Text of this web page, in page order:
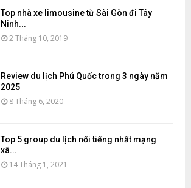
Top nhà xe limousine từ Sài Gòn đi Tây
Ninh...
2 Tháng 10, 2019
Review du lịch Phú Quốc trong 3 ngày năm
2025
8 Tháng 6, 2020
Top 5 group du lịch nổi tiếng nhất mạng
xã...
14 Tháng 1, 2021